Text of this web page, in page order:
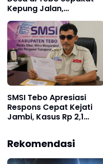
Kepung Jalan,
Perusahaan
Diultimatum
Bertanggung Jawab
SMSI Tebo Apresiasi
Respons Cepat Kejati
Jambi, Kasus Rp 2,1
Rekomendasi